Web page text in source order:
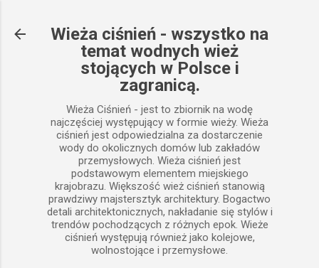
Wieża ciśnień - wszystko na
temat wodnych wież
stojących w Polsce i
zagranicą.
Wieża Ciśnień - jest to zbiornik na wodę
najczęściej występujący w formie wieży. Wieża
ciśnień jest odpowiedzialna za dostarczenie
wody do okolicznych domów lub zakładów
przemysłowych. Wieża ciśnień jest
podstawowym elementem miejskiego
krajobrazu. Większość wież ciśnień stanowią
prawdziwy majstersztyk architektury. Bogactwo
detali architektonicznych, nakładanie się stylów i
trendów pochodzących z różnych epok. Wieże
ciśnień występują również jako kolejowe,
wolnostojące i przemysłowe.